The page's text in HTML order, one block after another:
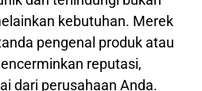
kebutuhan. Merek
pengenal produk atau
reputasi,
dari perusahaan Anda.